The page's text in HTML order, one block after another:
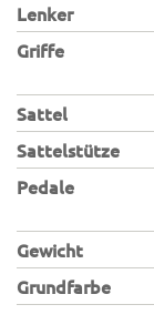
Lenker
Griffe
Sattel
Sattelstütze
Pedale
Gewicht
Grundfarbe